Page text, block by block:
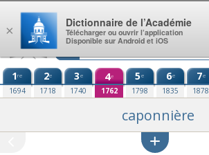
Aller au contenu
1re
1694
2e
1718
3e
1740
4e
1762
5e
1798
6e
1835
7e
1878
caponnière
×
Dictionnaire de l’Académie
Télécharger ou ouvrir l’application
Disponible sur Android et iOS